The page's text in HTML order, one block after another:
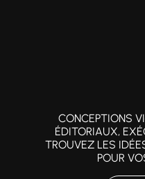
CONCEPTIONS
ÉDITORIAUX,
TROUVEZ LES
POUR